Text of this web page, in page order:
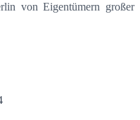
von Eigentümern großer